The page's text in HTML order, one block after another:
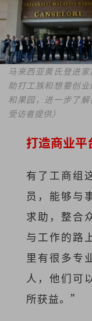
马来西亚黄氏登进
助打工族和想要创
和果园，进一步了
受访者提供）
打造商业
有了工商组
员，能够与
求助，整合
与工作的路
里有很多专
人，他们可
所获益。”